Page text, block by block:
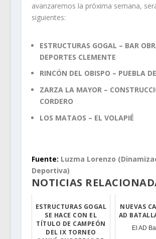
avanzaremos la próxima semana,
siguientes:
ESTRUCTURAS GOGAL – BAR
DEPORTES CLEMENTE
RINCÓN DEL OBISPO – PUEBLA
ZARZA LA MAYOR –
CORDERO
LOS MATAOS – EL VOLAPIÉ
Fuente: Luzma Lorenzo
Deportiva)
NOTICIAS
ESTRUCTURAS GOGAL
SE HACE CON EL
TÍTULO DE CAMPEÓN
DEL IX TORNEO
NUEVAS
AD
El AD